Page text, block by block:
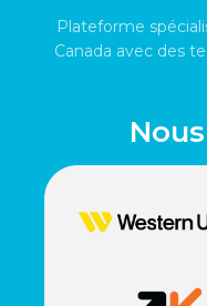
Plateforme
Canada avec des